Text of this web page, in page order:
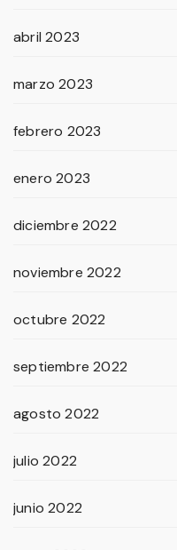
abril 2023
marzo 2023
febrero 2023
enero 2023
diciembre 2022
noviembre 2022
octubre 2022
septiembre 2022
agosto 2022
julio 2022
junio 2022